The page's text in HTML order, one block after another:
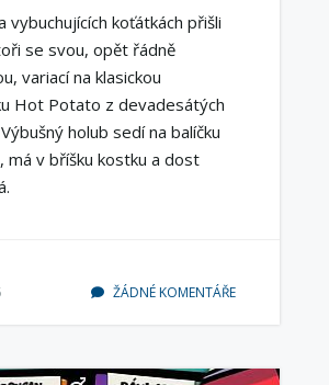
vybuchujících koťátkách přišli
se svou, opět řádně
variací na klasickou
Hot Potato z devadesátých
holub sedí na balíčku
má v bříšku kostku a dost
ŽÁDNÉ KOMENTÁŘE